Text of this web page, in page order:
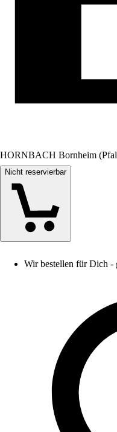
HORNBACH Bornheim
Nicht reservierbar
Wir bestellen für Dich -